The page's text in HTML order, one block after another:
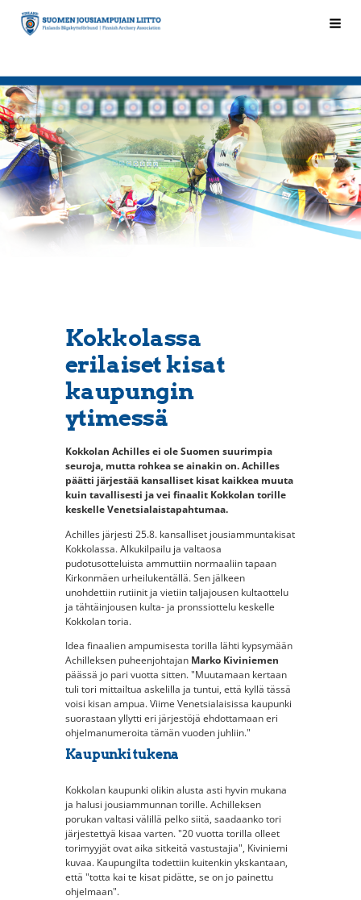
Siirry
sivun
Suomen Jousiampujain Liitto ry
Kokkolassa
erilaiset kisat
kaupungin
ytimessä
Kokkolan Achilles ei ole Suomen suurimpia
seuroja, mutta rohkea se ainakin on. Achilles
päätti järjestää kansalliset kisat kaikkea muuta
kuin tavallisesti ja vei finaalit Kokkolan torille
keskelle Venetsialaistapahtumaa.
Achilles järjesti 25.8. kansalliset jousiammuntakisat
Kokkolassa. Alkukilpailu ja valtaosa
pudotusotteluista ammuttiin normaaliin tapaan
Kirkonmäen urheilukentällä. Sen jälkeen
unohdettiin rutiinit ja vietiin taljajousen kultaottelu
ja tähtäinjousen kulta- ja pronssiottelu keskelle
Kokkolan toria.
Idea finaalien ampumisesta torilla lähti kypsymään
Achilleksen puheenjohtajan Marko Kiviniemen
päässä jo pari vuotta sitten. "Muutamaan kertaan
tuli tori mittailtua askelilla ja tuntui, että kyllä tässä
voisi kisan ampua. Viime Venetsialaisissa kaupunki
suorastaan yllytti eri järjestöjä ehdottamaan eri
ohjelmanumeroita tämän vuoden juhliin."
Kaupunki tukena
Kokkolan kaupunki olikin alusta asti hyvin mukana
ja halusi jousiammunnan torille. Achilleksen
porukan valtasi välillä pelko siitä, saadaanko tori
järjestettyä kisaa varten. "20 vuotta torilla olleet
torimyyjät ovat aika sitkeitä vastustajia", Kiviniemi
kuvaa. Kaupungilta todettiin kuitenkin ykskantaan,
että "totta kai te kisat pidätte, se on jo painettu
ohjelmaan".